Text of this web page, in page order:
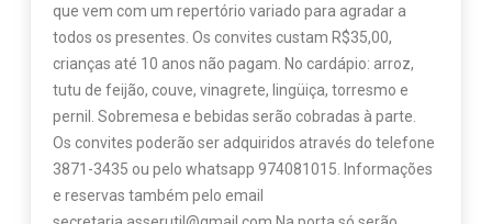
que vem com um repertório variado para agradar a
todos os presentes. Os convites custam R$35,00,
crianças até 10 anos não pagam. No cardápio: arroz,
tutu de feijão, couve, vinagrete, lingüiça, torresmo e
pernil. Sobremesa e bebidas serão cobradas à parte.
Os convites poderão ser adquiridos através do telefone
3871-3435 ou pelo whatsapp 974081015. Informações
e reservas também pelo email